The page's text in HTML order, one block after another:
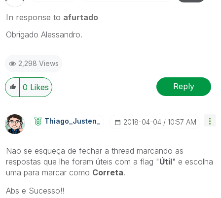
In response to afurtado
Obrigado Alessandro.
2,298 Views
0 Likes Reply
Thiago_Justen_ ‎2018-04-04 10:57 AM
Não se esqueça de fechar a thread marcando as
respostas que lhe foram úteis com a flag "Útil" e escolha
uma para marcar como Correta.
Abs e Sucesso!!